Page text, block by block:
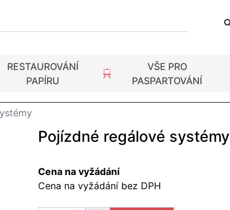
RESTAUROVÁNÍ
PAPÍRU
VŠE PRO
PASPARTOVÁNÍ
Pojízdné regálové systémy
Cena na vyžádání
Cena na vyžádání bez DPH